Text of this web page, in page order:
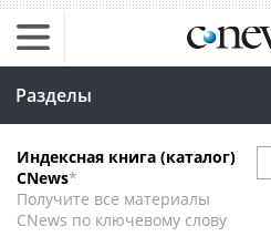
Разделы
Индексная книга (каталог)
CNews*
Получите все материалы
CNews по ключевому слову